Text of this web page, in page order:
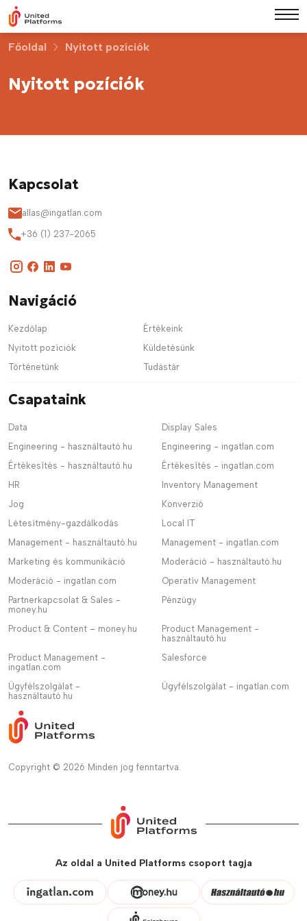
Főoldal Nyitott pozíciók
Nyitott pozíciók
Copyright © 2026 Minden jog fenntartva.
Kapcsolat
allas@ingatlan.com
+36 (1) 237-2065
Navigáció
Kezdőlap
Értékeink
Nyitott pozíciók
Küldetésünk
Történetünk
Tudástár
Csapataink
Data
Display Sales
Engineering - használtautó.hu
Engineering - ingatlan.com
Értékesítés - használtautó.hu
Értékesítés - ingatlan.com
HR
Inventory Management
Jog
Konverzió
Létesítmény-gazdálkodás
Local IT
Management - használtautó.hu
Management - ingatlan.com
Marketing és kommunikáció
Moderáció - használtautó.hu
Moderáció - ingatlan.com
Operatív Management
Partnerkapcsolat & Sales -
money.hu
Pénzügy
Product & Content – money.hu
Product Management -
használtautó.hu
Product Management -
ingatlan.com
Salesforce
Ügyfélszolgálat -
használtautó.hu
Ügyfélszolgálat - ingatlan.com
Az oldal a United Platforms csoport tagja